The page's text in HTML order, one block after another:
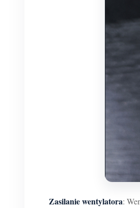
Zasilanie wentylatora: